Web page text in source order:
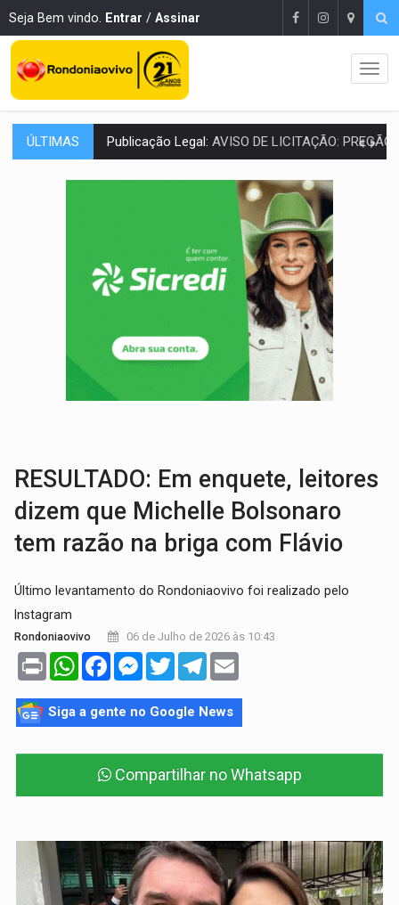
Seja Bem vindo. Entrar / Assinar
ÚLTIMAS RUA DAS PENHAS:MPRO promove intervenção artística pelos
PEDIDO DE PROVIDÊNCIA:Erosão ameaça acesso a bairros às margens do
Policial candidato a deputado federal do PL declara
Publicação Legal:AVISO DE LICITAÇÃO: PREGÃO ELETRÔNICO N.°
NO CASTANHEIRA:Denúncia de 'tribunal do crime' leva PM a prender
'Churrasco' e comparsas do CV são presos com moto
URGENTE:Homem é baleado após apontar arma para
GRAVE: Homem é esfaqueado no peito durante briga
RESULTADO: Em enquete, leitores
dizem que Michelle Bolsonaro
tem razão na briga com Flávio
Último levantamento do Rondoniaovivo foi realizado pelo
Instagram
Rondoniaovivo 06 de Julho de 2026 às 10:43
Print WhatsAppFacebookMessenger
TwitterTelegram
Siga a gente no Google News
Compartilhar no Whatsapp